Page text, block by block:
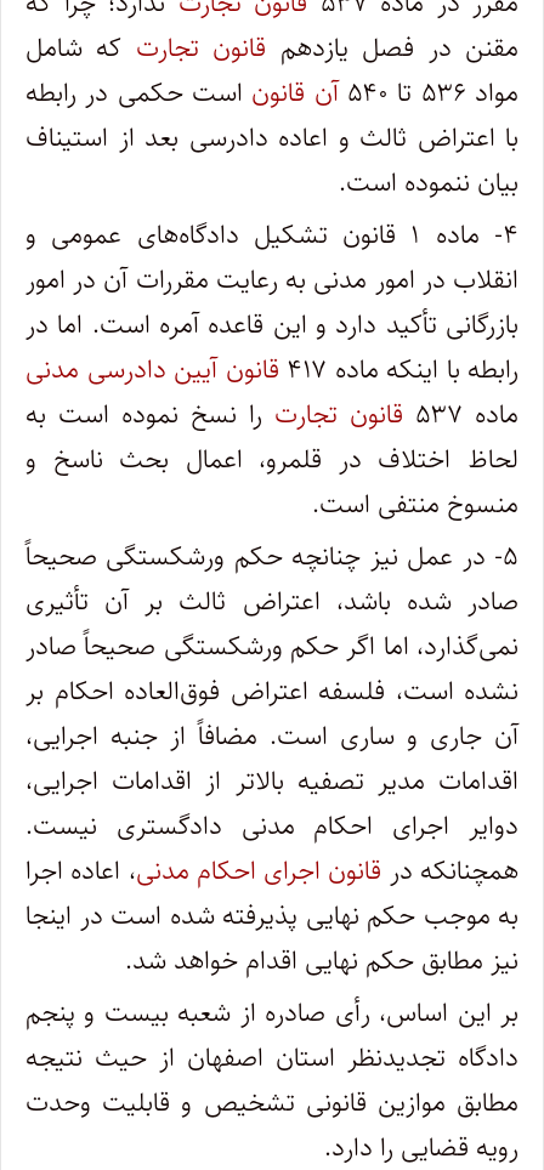
مقنن در فصل یازدهم قانون تجارت که شامل
مواد ۵۳۶ تا ۵۴۰
آن قانون است حکمی در رابطه
با اعتراض ثالث و اعاده دادرسی بعد از استیناف
بیان ننموده است.
۴- ماده ۱ قانون تشکیل دادگاه‌های عمومی و
انقلاب در امور مدنی به رعایت مقررات آن در امور
بازرگانی تأکید دارد و این قاعده آمره است. اما در
رابطه با اینکه ماده ۴۱۷
قانون آیین دادرسی مدنی
ماده ۵۳۷
قانون تجارت را نسخ نموده است به
لحاظ اختلاف در قلمرو، اعمال بحث ناسخ و
منسوخ منتفی است.
۵- در عمل نیز چنانچه حکم ورشکستگی صحیحاً
صادر شده باشد، اعتراض ثالث بر آن تأثیری
نمی‌گذارد، اما اگر حکم ورشکستگی صحیحاً صادر
نشده است، فلسفه اعتراض فوق‌العاده احکام بر
آن جاری و ساری است. مضافاً از جنبه اجرایی،
اقدامات مدیر تصفیه بالاتر از اقدامات اجرایی،
دوایر اجرای احکام مدنی دادگستری نیست.
همچنانکه در قانون اجرای احکام مدنی، اعاده اجرا
به موجب حکم نهایی پذیرفته شده است در اینجا
نیز مطابق حکم نهایی اقدام خواهد شد.
بر این اساس، رأی صادره از شعبه بیست و پنجم
دادگاه تجدیدنظر استان اصفهان از حیث نتیجه
مطابق موازین قانونی تشخیص و قابلیت وحدت
رویه قضایی را دارد.